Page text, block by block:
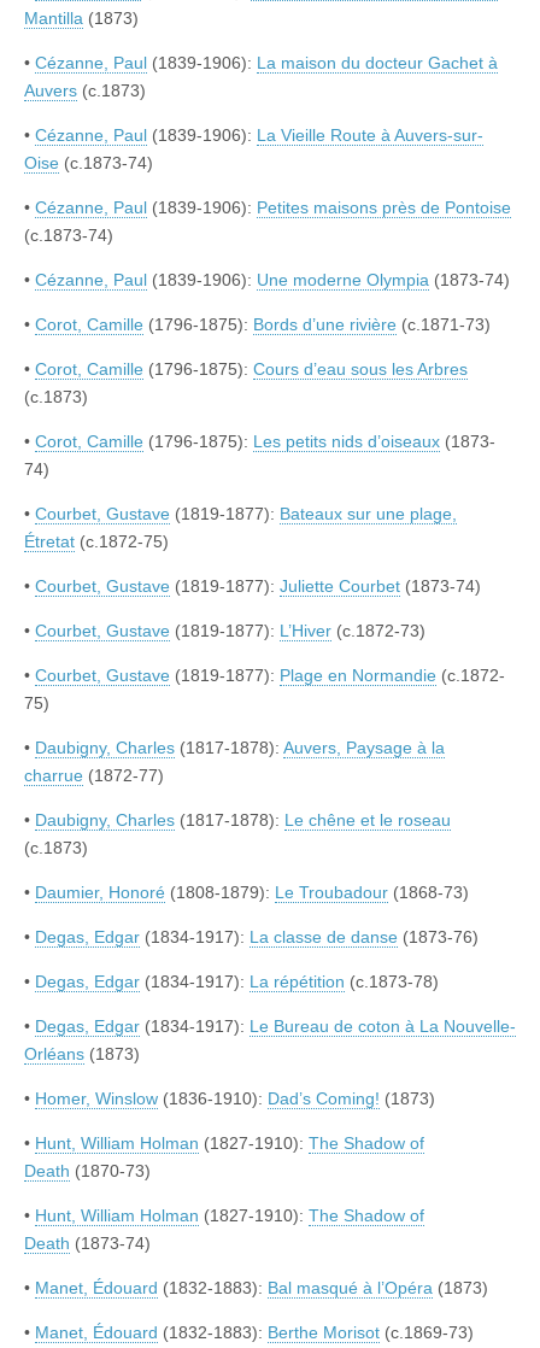
Mantilla (1873)
• Cézanne, Paul (1839-1906): La maison du docteur Gachet à
Auvers (c.1873)
• Cézanne, Paul (1839-1906): La Vieille Route à Auvers-sur-
Oise (c.1873-74)
• Cézanne, Paul (1839-1906): Petites maisons près de Pontoise
(c.1873-74)
• Cézanne, Paul (1839-1906): Une moderne Olympia (1873-74)
• Corot, Camille (1796-1875): Bords d’une rivière (c.1871-73)
• Corot, Camille (1796-1875): Cours d’eau sous les Arbres
(c.1873)
• Corot, Camille (1796-1875): Les petits nids d’oiseaux (1873-
74)
• Courbet, Gustave (1819-1877): Bateaux sur une plage,
Étretat (c.1872-75)
• Courbet, Gustave (1819-1877): Juliette Courbet (1873-74)
• Courbet, Gustave (1819-1877): L’Hiver (c.1872-73)
• Courbet, Gustave (1819-1877): Plage en Normandie (c.1872-
75)
• Daubigny, Charles (1817-1878): Auvers, Paysage à la
charrue (1872-77)
• Daubigny, Charles (1817-1878): Le chêne et le roseau
(c.1873)
• Daumier, Honoré (1808-1879): Le Troubadour (1868-73)
• Degas, Edgar (1834-1917): La classe de danse (1873-76)
• Degas, Edgar (1834-1917): La répétition (c.1873-78)
• Degas, Edgar (1834-1917): Le Bureau de coton à La Nouvelle-
Orléans (1873)
• Homer, Winslow (1836-1910): Dad’s Coming! (1873)
• Hunt, William Holman (1827-1910): The Shadow of
Death (1870-73)
• Hunt, William Holman (1827-1910): The Shadow of
Death (1873-74)
• Manet, Édouard (1832-1883): Bal masqué à l’Opéra (1873)
• Manet, Édouard (1832-1883): Berthe Morisot (c.1869-73)